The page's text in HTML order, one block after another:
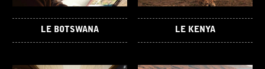
LE BOTSWANA LE KENYA